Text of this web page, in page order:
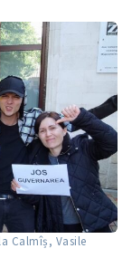
Calmîș, Vasile